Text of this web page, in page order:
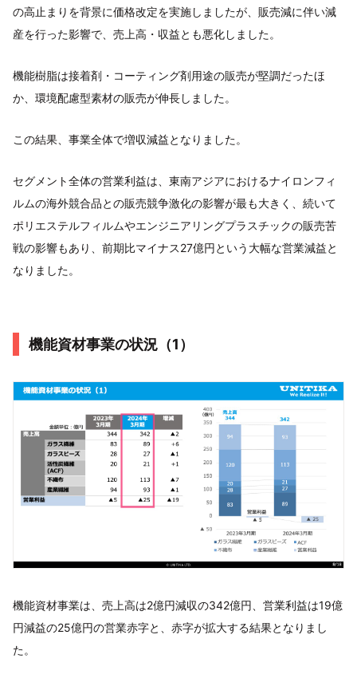
の高止まりを背景に価格改定を実施しましたが、販売減に伴い減
産を行った影響で、売上高・収益とも悪化しました。
機能樹脂は接着剤・コーティング剤用途の販売が堅調だったほ
か、環境配慮型素材の販売が伸長しました。
この結果、事業全体で増収減益となりました。
セグメント全体の営業利益は、東南アジアにおけるナイロンフィ
ルムの海外競合品との販売競争激化の影響が最も大きく、続いて
ポリエステルフィルムやエンジニアリングプラスチックの販売苦
戦の影響もあり、前期比マイナス27億円という大幅な営業減益と
なりました。
機能資材事業の状況（1）
機能資材事業は、売上高は2億円減収の342億円、営業利益は19億
円減益の25億円の営業赤字と、赤字が拡大する結果となりまし
た。